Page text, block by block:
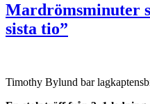
Mardrömsminuter
sista tio”
Timothy Bylund bar